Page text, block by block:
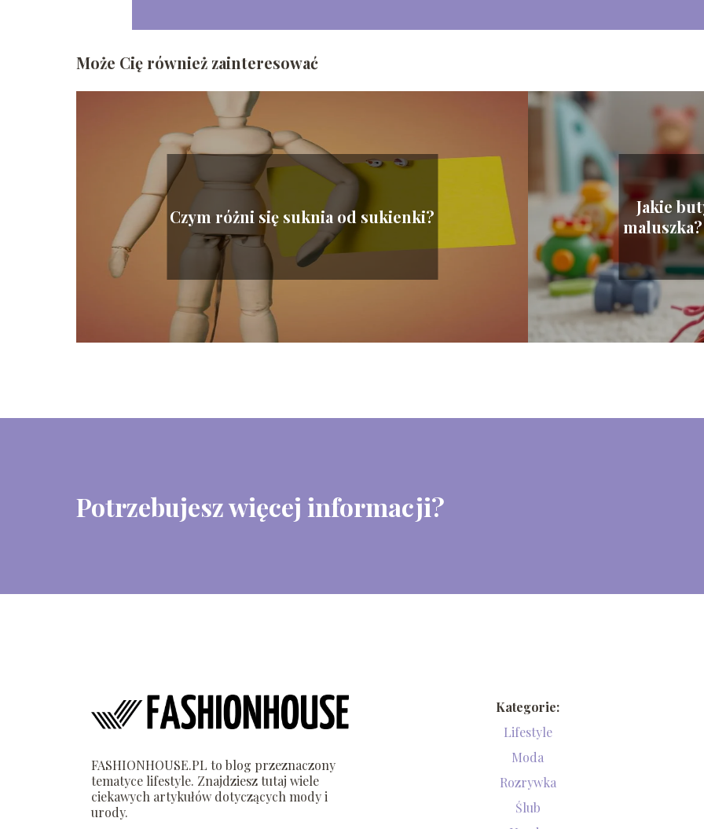
Może Cię również zainteresować
Czym różni się suknia od sukienki?
Jakie
Potrzebujesz więcej informacji?
FASHIONHOUSE.PL to blog przeznaczony
tematyce lifestyle. Znajdziesz tutaj wiele
ciekawych artykułów dotyczących mody i
urody.
Kategorie:
Lifestyle
Moda
Rozrywka
Ślub